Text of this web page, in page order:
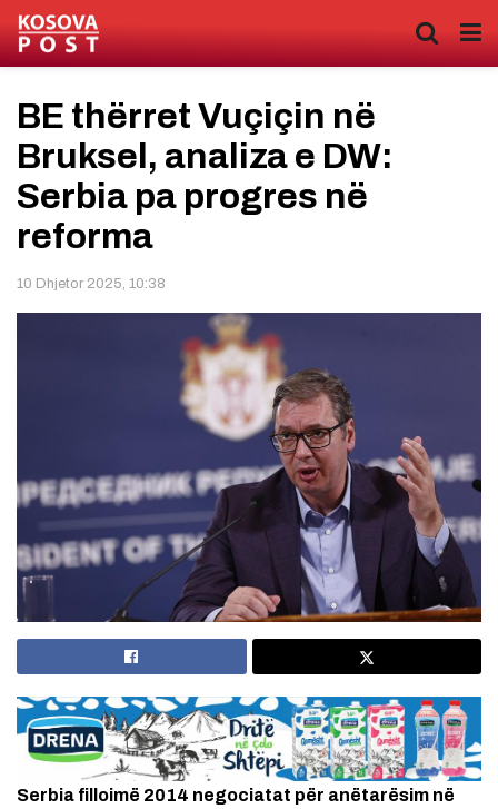
BE thërret Vuçiçin në
Bruksel, analiza e DW:
Serbia pa progres në
reforma
10 Dhjetor 2025, 10:38
Serbia filloimë 2014 negociatat për anëtarësim në